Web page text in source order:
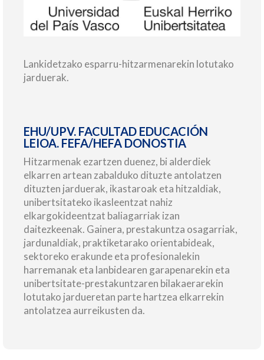
Lankidetzako esparru-hitzarmenarekin lotutako
jarduerak.
EHU/UPV. FACULTAD EDUCACIÓN
LEIOA. FEFA/HEFA DONOSTIA
Hitzarmenak ezartzen duenez, bi alderdiek
elkarren artean zabalduko dituzte antolatzen
dituzten jarduerak, ikastaroak eta hitzaldiak,
unibertsitateko ikasleentzat nahiz
elkargokideentzat baliagarriak izan
daitezkeenak. Gainera, prestakuntza osagarriak,
jardunaldiak, praktiketarako orientabideak,
sektoreko erakunde eta profesionalekin
harremanak eta lanbidearen garapenarekin eta
unibertsitate-prestakuntzaren bilakaerarekin
lotutako jardueretan parte hartzea elkarrekin
antolatzea aurreikusten da.